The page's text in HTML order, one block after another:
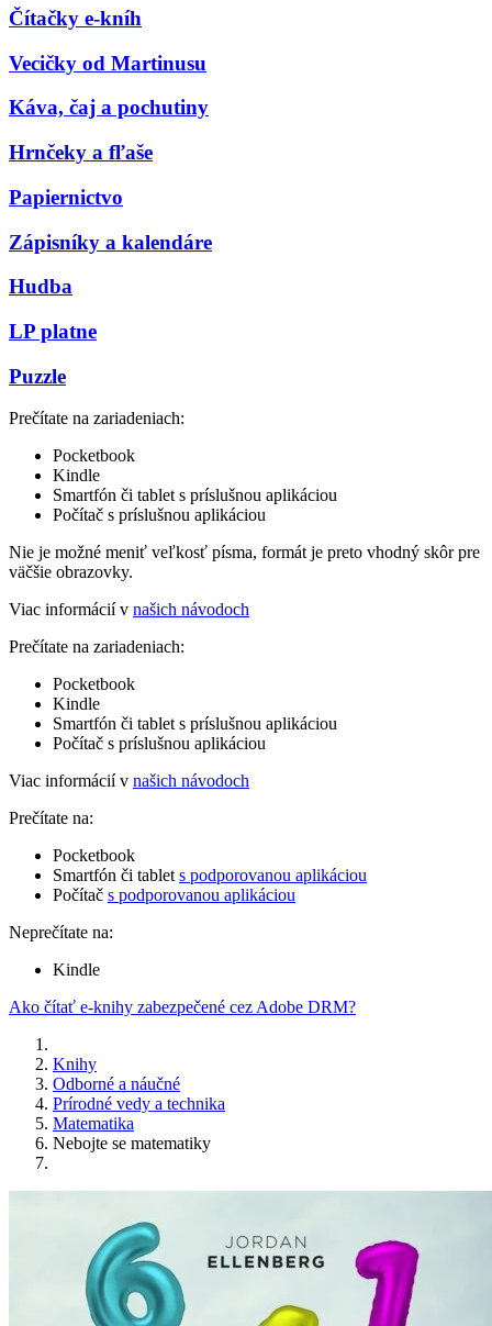
Čítačky e-kníh
Vecičky od Martinusu
Káva, čaj a pochutiny
Hrnčeky a fľaše
Papiernictvo
Zápisníky a kalendáre
Hudba
LP platne
Puzzle
Prečítate na zariadeniach:
Pocketbook
Kindle
Smartfón či tablet s príslušnou aplikáciou
Počítač s príslušnou aplikáciou
Nie je možné meniť veľkosť písma, formát je preto vhodný skôr pre
väčšie obrazovky.
Viac informácií v našich návodoch
Prečítate na zariadeniach:
Pocketbook
Kindle
Smartfón či tablet s príslušnou aplikáciou
Počítač s príslušnou aplikáciou
Viac informácií v našich návodoch
Prečítate na:
Pocketbook
Smartfón či tablet s podporovanou aplikáciou
Počítač s podporovanou aplikáciou
Neprečítate na:
Kindle
Ako čítať e-knihy zabezpečené cez Adobe DRM?
Knihy
Odborné a náučné
Prírodné vedy a technika
Matematika
Nebojte se matematiky